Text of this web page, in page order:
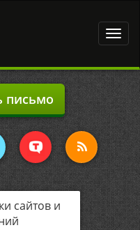
письмо
сайтов и